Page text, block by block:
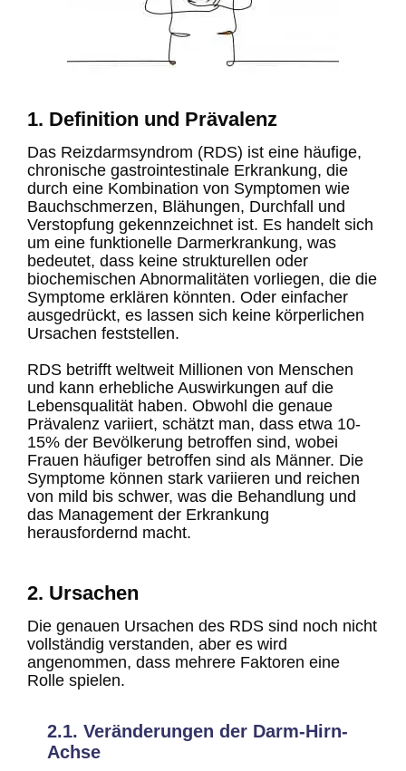
1. Definition und Prävalenz
Das Reizdarmsyndrom (RDS) ist eine häufige,
chronische gastrointestinale Erkrankung, die
durch eine Kombination von Symptomen wie
Bauchschmerzen, Blähungen, Durchfall und
Verstopfung gekennzeichnet ist. Es handelt sich
um eine funktionelle Darmerkrankung, was
bedeutet, dass keine strukturellen oder
biochemischen Abnormalitäten vorliegen, die die
Symptome erklären könnten. Oder einfacher
ausgedrückt, es lassen sich keine körperlichen
Ursachen feststellen.
RDS betrifft weltweit Millionen von Menschen
und kann erhebliche Auswirkungen auf die
Lebensqualität haben. Obwohl die genaue
Prävalenz variiert, schätzt man, dass etwa 10-
15% der Bevölkerung betroffen sind, wobei
Frauen häufiger betroffen sind als Männer. Die
Symptome können stark variieren und reichen
von mild bis schwer, was die Behandlung und
das Management der Erkrankung
herausfordernd macht.
2. Ursachen
Die genauen Ursachen des RDS sind noch nicht
vollständig verstanden, aber es wird
angenommen, dass mehrere Faktoren eine
Rolle spielen.
2.1. Veränderungen der Darm-Hirn-
Achse